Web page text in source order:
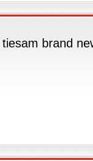
brand